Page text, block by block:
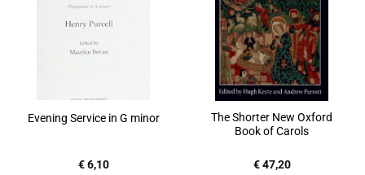
Evening Service in G minor
€6,10
The Shorter New Oxford
Book of Carols
€47,20